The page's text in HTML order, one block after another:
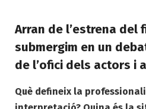
Arran de l’estrena del
submergim en un
de l’ofici dels actors i
Què defineix la